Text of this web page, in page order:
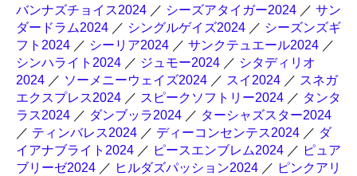
バンナズチョイス2024 ／ シーズアタイガー2024 ／ サン
ダードラム2024 ／ シングルゲイズ2024 ／ シーズンズギ
フト2024 ／ シーリア2024 ／ サンクテュエール2024 ／
シンハライト2024 ／ ジュモー2024 ／ シタディリオ
2024 ／ ソーメニーウェイズ2024 ／ スイ2024 ／ スネガ
エクスプレス2024 ／ スピークソフトリー2024 ／ タンタ
ラス2024 ／ ダンブッラ2024 ／ ターシャズスター2024
／ ティンバレス2024 ／ ディーコンセンテス2024 ／ ダ
イアナブライト2024 ／ ピースエンブレム2024 ／ ピュア
ブリーゼ2024 ／ ヒルダズパッション2024 ／ ピンクアリ